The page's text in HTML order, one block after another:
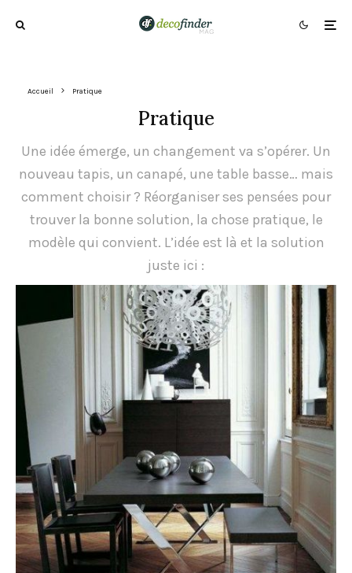
Accueil Pratique
Pratique
Une idée émerge, un changement va s’opérer. Un
nouveau tapis, un canapé, une table basse… mais
comment choisir ? Réorganiser ses pensées pour
trouver la bonne solution, la chose pratique, le
modèle qui convient. L’idée est là et la solution
juste ici :